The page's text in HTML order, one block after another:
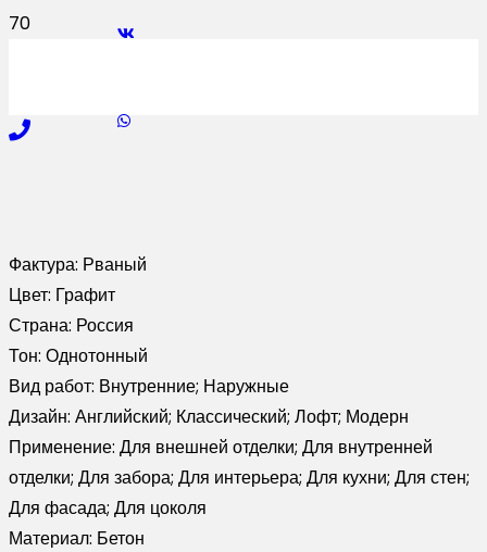
Фактура: Рваный
Цвет: Графит
Страна: Россия
Тон: Однотонный
Вид работ: Внутренние; Наружные
Дизайн: Английский; Классический; Лофт; Модерн
Применение: Для внешней отделки; Для внутренней
отделки; Для забора; Для интерьера; Для кухни; Для стен;
Для фасада; Для цоколя
Материал: Бетон